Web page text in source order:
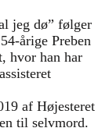
jeg dø” følger
årige Preben
hvor han har
af Højesteret
til selvmord.